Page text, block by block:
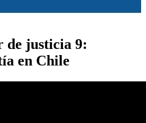
de justicia 9:
en Chile